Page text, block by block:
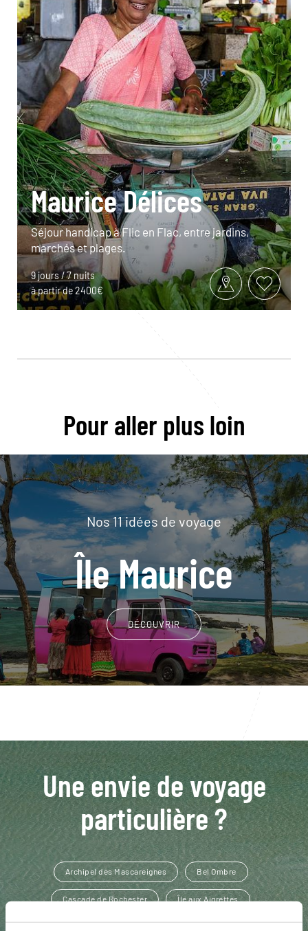
Maurice Délices
Séjour handicap à Flic en Flac, entre jardins,
marchés et plages.
9 jours / 7 nuits
à partir de 2400€
Pour aller plus loin
Nos 11 idées de voyage
Île Maurice
DÉCOUVRIR
Une envie de voyage
particulière ?
Archipel des Mascareignes Bel Ombre
Cascade de Rochester Île aux Aigrettes
Jardin de Pamplemousses Domaine des Aubineaux